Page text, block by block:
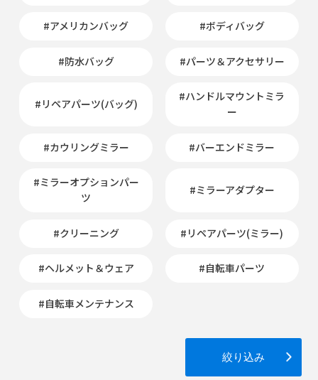
#アメリカンバッグ #ボディバッグ
#防水バッグ #パーツ＆アクセサリー
#リペアパーツ(バッグ)
#ハンドルマウントミラ
ー
#カウリングミラー #バーエンドミラー
#ミラーオプションパー
ツ
#ミラーアダプター
#クリーニング #リペアパーツ(ミラー)
#ヘルメット＆ウェア #自転車パーツ
#自転車メンテナンス
絞り込み